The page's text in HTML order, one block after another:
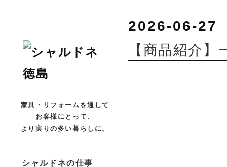
家具・リフォームを通して
お客様にとって、
より実りの多い暮らしに。
シャルドネの仕事
2026-06-27
【商品紹介